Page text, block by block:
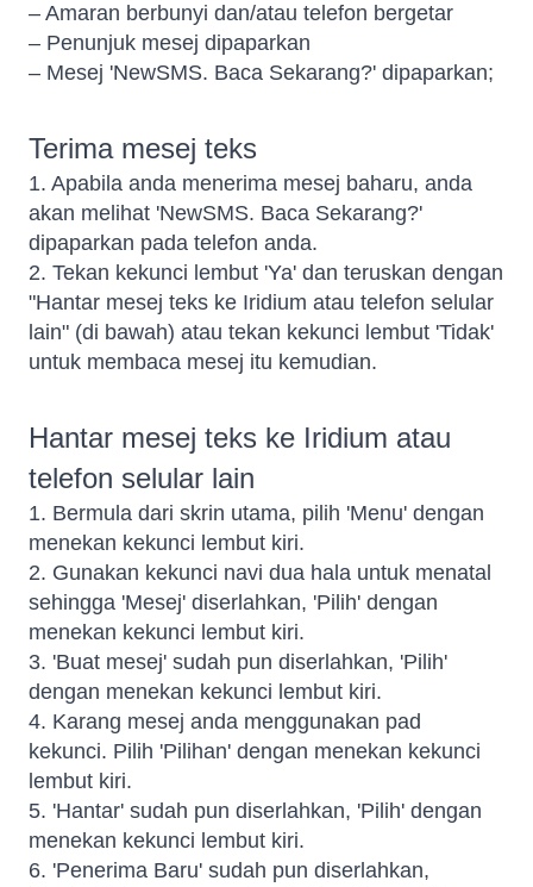
– Amaran berbunyi dan/atau telefon bergetar
– Penunjuk mesej dipaparkan
– Mesej 'NewSMS. Baca Sekarang?' dipaparkan;
Terima mesej teks
1. Apabila anda menerima mesej baharu, anda
akan melihat 'NewSMS. Baca Sekarang?'
dipaparkan pada telefon anda.
2. Tekan kekunci lembut 'Ya' dan teruskan dengan
"Hantar mesej teks ke Iridium atau telefon selular
lain" (di bawah) atau tekan kekunci lembut 'Tidak'
untuk membaca mesej itu kemudian.
Hantar mesej teks ke Iridium atau
telefon selular lain
1. Bermula dari skrin utama, pilih 'Menu' dengan
menekan kekunci lembut kiri.
2. Gunakan kekunci navi dua hala untuk menatal
sehingga 'Mesej' diserlahkan, 'Pilih' dengan
menekan kekunci lembut kiri.
3. 'Buat mesej' sudah pun diserlahkan, 'Pilih'
dengan menekan kekunci lembut kiri.
4. Karang mesej anda menggunakan pad
kekunci. Pilih 'Pilihan' dengan menekan kekunci
lembut kiri.
5. 'Hantar' sudah pun diserlahkan, 'Pilih' dengan
menekan kekunci lembut kiri.
6. 'Penerima Baru' sudah pun diserlahkan,